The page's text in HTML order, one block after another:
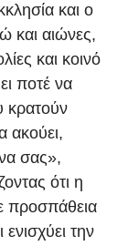
και ο
και αιώνες,
και κοινό
ποτέ να
κρατούν
ακούει,
σας»,
ότι η
προσπάθεια
την